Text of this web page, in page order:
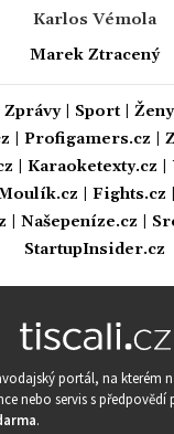
Karlos Vémola
Marek Ztracený
Zprávy| Sport| Ženy
Profigamers.cz
Karaoketexty.cz
Fights.cz
Našepeníze.cz
StartupInsider.cz
portál, na kterém
nebo servis s předpovědí
.